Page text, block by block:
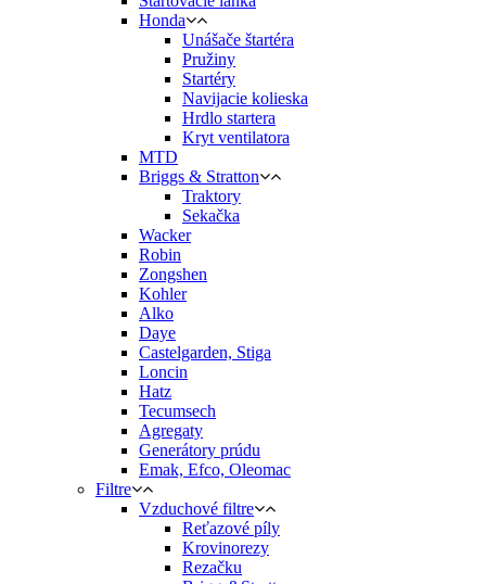
Honda
Unášače štartéra
Pružiny
Startéry
Navijacie kolieska
Hrdlo startera
Kryt ventilatora
MTD
Briggs & Stratton
Traktory
Sekačka
Wacker
Robin
Zongshen
Kohler
Alko
Daye
Castelgarden, Stiga
Loncin
Hatz
Tecumsech
Agregaty
Generátory prúdu
Emak, Efco, Oleomac
Filtre
Vzduchové filtre
Reťazové píly
Krovinorezy
Rezačku